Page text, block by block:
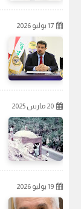
17 يوليو 2026
20 مارس 2025
19 يوليو 2026